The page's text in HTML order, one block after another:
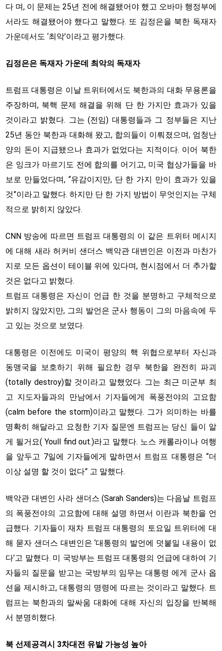
다 며, 이 문제는 25년 전에 해결됐어야 했고 오바마 행정부에
서라도 해결됐어야 했다고 말했다. 또 김정은을 북한 독재자
가운데서도 ‘최악’이라고 평가했다.
김정은은 독재자 가운데 최악의 독재자
트럼프 대통령은 이날 트위터에서도 북한과의 대화 무용론을
주장하며, 북핵 문제 해결을 위해 단 한 가지만 효과가 있을
것이라고 밝혔다. 그는 (전임) 대통령들과 그 정부들은 지난
25년 동안 북한과 대화해 왔고, 합의들이 이뤄졌으며, 엄청난
양의 돈이 지급됐으나 효과가 없었다는 지적이다. 이어 북한
은 잉크가 마르기도 전에 합의를 어기고, 미국 협상가들을 바
보로 만들었다며, “유감이지만, 단 한 가지 만이 효과가 있을
것”이라고 말했다. 하지만 단 한 가지 방법이 무엇인지는 구체
적으로 밝히지 않았다.
CNN 방송에 따르면 트럼프 대통령의 이 같은 트위터 메시지
에 대해 새라 허커비 샌더스 백악관 대변인은 이전과 마찬가
지로 모든 옵션이 테이블 위에 있다며, 현시점에서 더 추가할
것은 없다고 밝혔다.
트럼프 대통령은 자신이 언급 한 것을 분명하고 구체적으로
밝히지 않았지만, 그의 발언은 군사 행동이 그의 마음속에 두
고 있는 것으로 보였다.
대통령은 이전에도 미국이 평양의 핵 위협으로부터 자신과
동맹국을 보호하기 위해 필요한 경우 북한을 완전히 파괴
(totally destroy)할 것이라고 말했었다. 그는 최근 미군부 최
고 지도자들과의 만남에서 기자들에게 폭풍전야의 고요함
(calm before the storm)이라고 말했다. 그가 의미하는 바를
명확히 해달라고 요청한 기자 질문엔 트럼프는 당신 들이 알
게 될거요( Youll find out.)라고 말했다. 노스 캐롤라이나 여행
을 앞두고 7일에 기자들에게 말하면서 트럼프 대통령은 “더
이상 설명 할 것이 없다” 고 말했다.
백악관 대변인 사라 샌더스 (Sarah Sanders)는 다음날 트럼프
의 폭풍전야의 고요함에 대해 설명 하면서 이란과 북한을 언
급했다. 기자들이 재차 트럼프 대통령의 토요일 트위터에 대
해 묻자 샌더스 대변인은 ‘대통령의 발언에 덧붙일 내용이 없
다’고 말했다. 미 국방부는 트럼프 대통령의 언급에 대하여 기
자들의 질문을 받고는 국방부의 임무는 대통령 에게 군사 옵
션을 제시하고, 대통령의 명령에 따르는 것이라고 말했다. 트
럼프는 북한과의 말싸움 대화에 대해 자신의 입장을 반복해
서 분명히했다.
북 선제공격시 3차대전 유발 가능성 높아